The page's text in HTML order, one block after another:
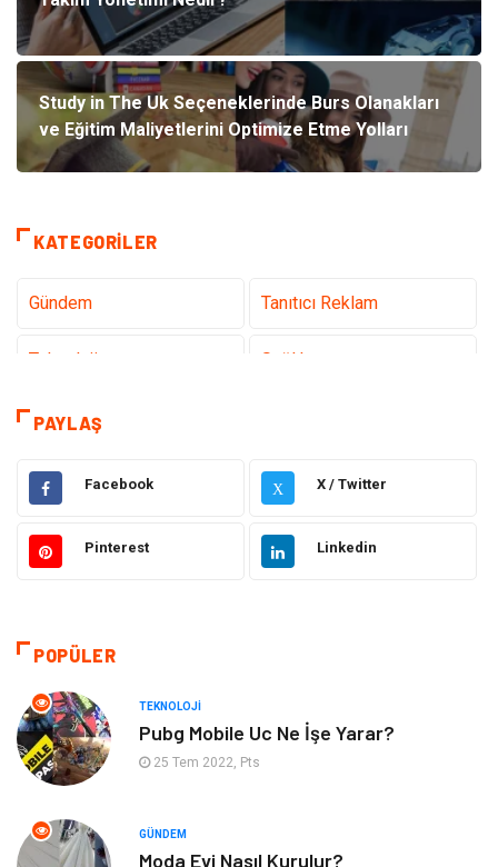
Study in The Uk Seçeneklerinde Burs Olanakları
ve Eğitim Maliyetlerini Optimize Etme Yolları
KATEGORILER
Gündem Tanıtıcı Reklam
Teknoloji Sağlık
Dekorasyon
Eğitim Hukuk
Ulaşım ve Taşımacılık Yapı İnşaat
Tekstil
Bilgisayar ve Yazılım
Alışveriş
PAYLAŞ
Facebook X X / Twitter
Pinterest Linkedin
POPÜLER
TEKNOLOJI
Pubg Mobile Uc Ne İşe Yarar?
25 Tem 2022, Pts
GÜNDEM
Moda Evi Nasıl Kurulur?